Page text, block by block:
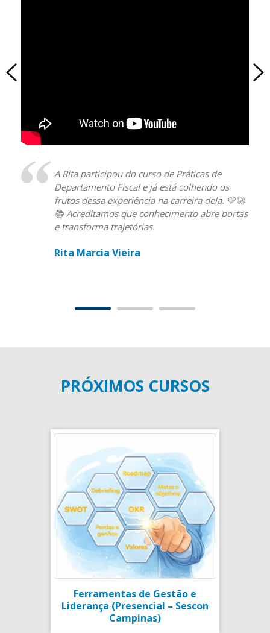
A Rita participou do curso de Práticas de
Departamento Fiscal e já está colhendo os
frutos dessa experiência na carreira dela. 💛🚀
📚 Acreditamos que conhecimento abre portas
e transforma trajetórias.
Rita Marcia Vieira
PRÓXIMOS CURSOS
Ferramentas de Gestão e
Liderança (Presencial – Sescon
Campinas)